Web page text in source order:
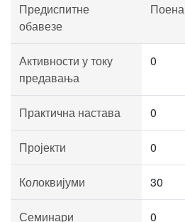
Предиспитне
обавезе
Поена
Активности у току
предавања
0
Практична настава 0
Пројекти 0
Колоквијуми 30
Семинари 0